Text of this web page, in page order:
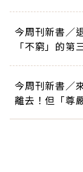
今周刊新書／
「不窮」的第
今周刊新書／
離去！但「尊